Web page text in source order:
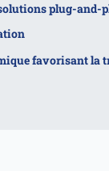
plug-and-
favorisant la